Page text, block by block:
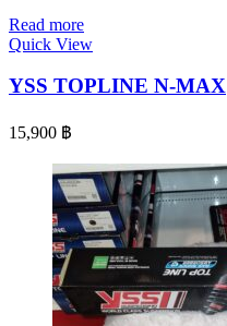
Read more
Quick View
YSS TOPLINE N-MAX
15,900 ฿